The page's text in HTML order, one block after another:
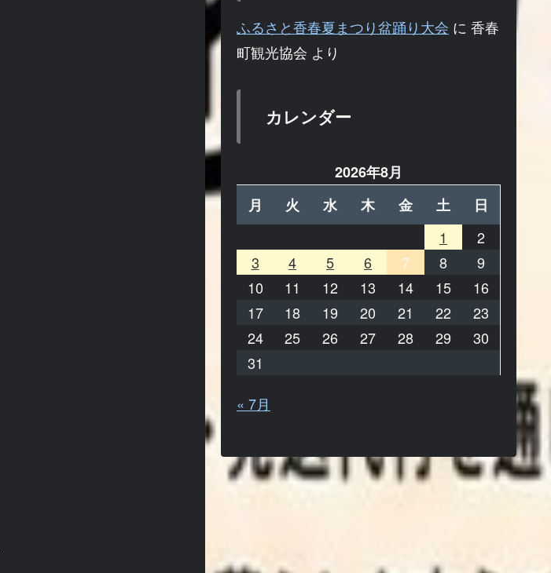
ふるさと香春夏まつり盆踊り大会 に 香春
町観光協会 より
カレンダー
2026年8月
月
火 水 木 金 土
日
1
2
3
4 5 6 7 8
9
10
11 12 13 14 15
16
17
18 19 20 21 22
23
24
25 26 27 28 29
30
31
« 7月